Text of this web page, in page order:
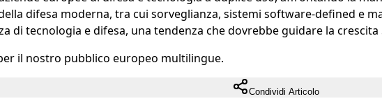
difesa moderna, tra cui sorveglianza, sistemi software-defined e
di tecnologia e difesa, una tendenza che dovrebbe guidare la
il nostro pubblico europeo multilingue.
Condividi Articolo